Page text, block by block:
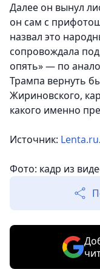
Далее он вынул
он сам с
назвал это
сопровождала
опять» — по
Трампа вернуть
Жириновского,
какого именно
Источник: Lenta.ru.
Фото: кадр из